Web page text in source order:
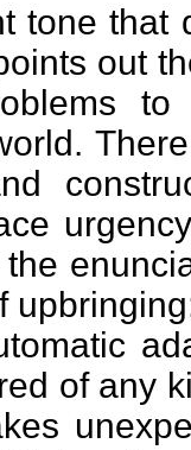
tone that
out
of any